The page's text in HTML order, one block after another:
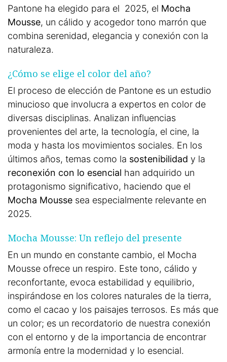
Pantone ha elegido para el 2025, el Mocha
Mousse, un cálido y acogedor tono marrón que
combina serenidad, elegancia y conexión con la
naturaleza.
¿Cómo se elige el color del año?
El proceso de elección de Pantone es un estudio
minucioso que involucra a expertos en color de
diversas disciplinas. Analizan influencias
provenientes del arte, la tecnología, el cine, la
moda y hasta los movimientos sociales. En los
últimos años, temas como la sostenibilidad y la
reconexión con lo esencial han adquirido un
protagonismo significativo, haciendo que el
Mocha Mousse sea especialmente relevante en
2025.
Mocha Mousse: Un reflejo del presente
En un mundo en constante cambio, el Mocha
Mousse ofrece un respiro. Este tono, cálido y
reconfortante, evoca estabilidad y equilibrio,
inspirándose en los colores naturales de la tierra,
como el cacao y los paisajes terrosos. Es más que
un color; es un recordatorio de nuestra conexión
con el entorno y de la importancia de encontrar
armonía entre la modernidad y lo esencial.